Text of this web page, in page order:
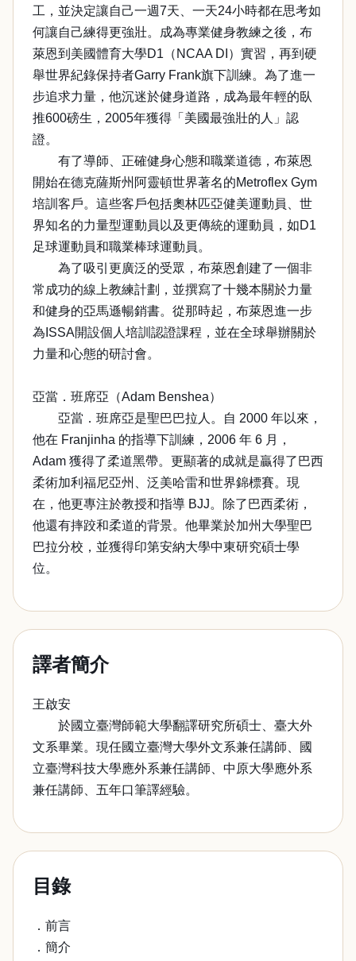
工，並決定讓自己一週7天、一天24小時都在思考如
何讓自己練得更強壯。成為專業健身教練之後，布
萊恩到美國體育大學D1（NCAA DI）實習，再到硬
舉世界紀錄保持者Garry Frank旗下訓練。為了進一
步追求力量，他沉迷於健身道路，成為最年輕的臥
推600磅生，2005年獲得「美國最強壯的人」認
證。
有了導師、正確健身心態和職業道德，布萊恩
開始在德克薩斯州阿靈頓世界著名的Metroflex Gym
培訓客戶。這些客戶包括奧林匹亞健美運動員、世
界知名的力量型運動員以及更傳統的運動員，如D1
足球運動員和職業棒球運動員。
為了吸引更廣泛的受眾，布萊恩創建了一個非
常成功的線上教練計劃，並撰寫了十幾本關於力量
和健身的亞馬遜暢銷書。從那時起，布萊恩進一步
為ISSA開設個人培訓認證課程，並在全球舉辦關於
力量和心態的研討會。
亞當．班席亞（Adam Benshea）
亞當．班席亞是聖巴巴拉人。自 2000 年以來，
他在 Franjinha 的指導下訓練，2006 年 6 月，
Adam 獲得了柔道黑帶。更顯著的成就是贏得了巴西
柔術加利福尼亞州、泛美哈雷和世界錦標賽。現
在，他更專注於教授和指導 BJJ。除了巴西柔術，
他還有摔跤和柔道的背景。他畢業於加州大學聖巴
巴拉分校，並獲得印第安納大學中東研究碩士學
位。
譯者簡介
王啟安
於國立臺灣師範大學翻譯研究所碩士、臺大外
文系畢業。現任國立臺灣大學外文系兼任講師、國
立臺灣科技大學應外系兼任講師、中原大學應外系
兼任講師、五年口筆譯經驗。
目錄
．前言
．簡介